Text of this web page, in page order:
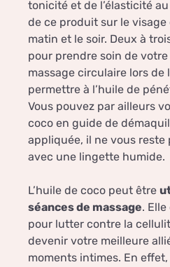
tonicité et de l’élasticité
de ce produit sur le
matin et le soir. Deux à
pour prendre soin de votre
massage circulaire lors de
permettre à l’huile de
Vous pouvez par ailleurs
coco en guide de
appliquée, il ne vous reste
avec une lingette humide.
L’huile de coco peut être
séances de massage.
pour lutter contre la
devenir votre meilleure
moments intimes. En